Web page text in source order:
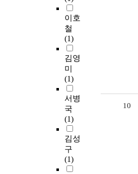
이호
철
(1)
김영
미
(1)
서병
국
(1)
김성
구
(1)
10